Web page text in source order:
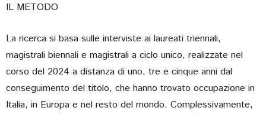
IL METODO
La ricerca si basa sulle interviste ai laureati triennali,
magistrali biennali e magistrali a ciclo unico, realizzate nel
corso del 2024 a distanza di uno, tre e cinque anni dal
conseguimento del titolo, che hanno trovato occupazione in
Italia, in Europa e nel resto del mondo. Complessivamente,